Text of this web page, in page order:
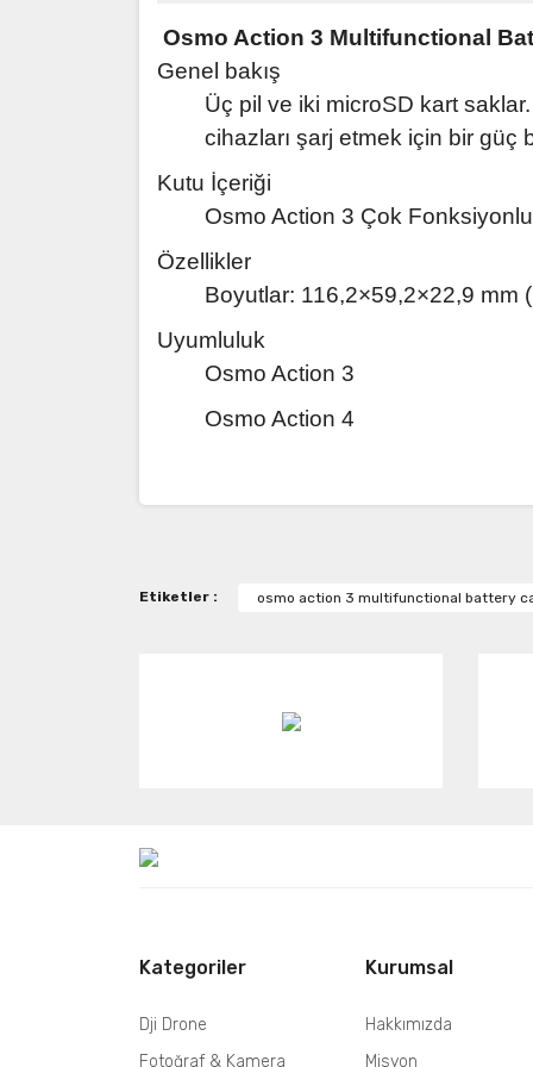
Osmo Action 3 Multifunctional
Genel bakış
Üç pil ve iki microSD kart saklar.
cihazları şarj etmek için bir güç
Kutu İçeriği
Osmo Action 3 Çok
Özellikler
Boyutlar: 116,2×59,2×22,9 mm
Uyumluluk
Osmo Action 3
Osmo Action 4
Bu ürüne benzer farklı alternatifler olmalı.
Etiketler : osmo action 3 multifunctional battery
Kategoriler
Dji Drone
Fotoğraf & Kamera
Kurumsal
Hakkımızda
Misyon